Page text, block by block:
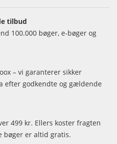
tilbud
100.000 bøger, e-bøger og
– vi garanterer sikker
efter godkendte og gældende
499 kr. Ellers koster fragten
bøger er altid gratis.